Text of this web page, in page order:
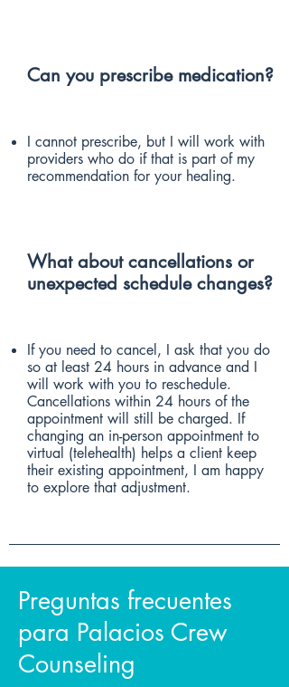
Can you prescribe medication?
I cannot prescribe, but I will work with
providers who do if that is part of my
recommendation for your healing.
What about cancellations or
unexpected schedule changes?
If you need to cancel, I ask that you do
so at least 24 hours in advance and I
will work with you to reschedule.
Cancellations within 24 hours of the
appointment will still be charged. If
changing an in-person appointment to
virtual (telehealth) helps a client keep
their existing appointment, I am happy
to explore that adjustment.
Preguntas frecuentes
para Palacios Crew
Counseling